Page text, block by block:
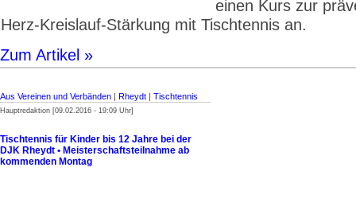
einen Kurs zur
Herz-Kreislauf-Stärkung mit Tischtennis an.
Zum Artikel »
Aus Vereinen und Verbänden | Rheydt | Tischtennis
Hauptredaktion [09.02.2016 - 19:09 Uhr]
Tischtennis für Kinder bis 12 Jahre bei der
DJK Rheydt • Meisterschaftsteilnahme ab
kommenden Montag